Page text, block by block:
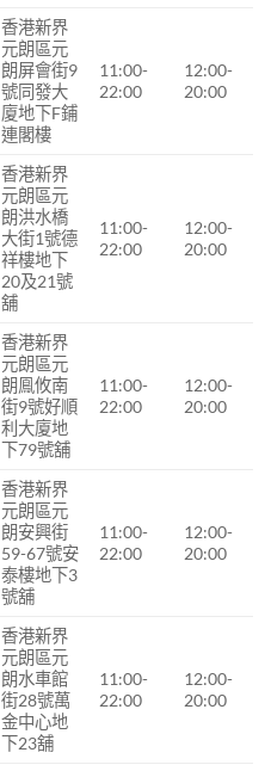
香港新界
元朗區元
朗屏會街9
號同發大
廈地下F鋪
連閣樓
11:00-
22:00
12:00-
20:00
香港新界
元朗區元
朗洪水橋
大街1號德
祥樓地下
20及21號
舖
11:00-
22:00
12:00-
20:00
香港新界
元朗區元
朗鳯攸南
街9號好順
利大廈地
下79號舖
11:00-
22:00
12:00-
20:00
香港新界
元朗區元
朗安興街
59-67號安
泰樓地下3
號舖
11:00-
22:00
12:00-
20:00
香港新界
元朗區元
朗水車館
街28號萬
金中心地
下23舖
11:00-
22:00
12:00-
20:00